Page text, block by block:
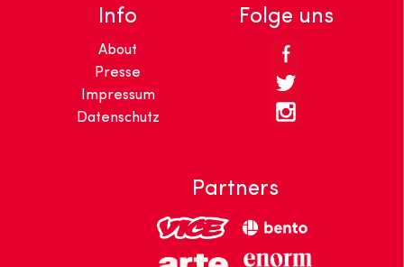
Info
About
Presse
Impressum
Datenschutz
Folge uns
Partners